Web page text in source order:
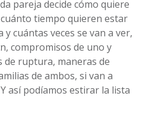
pareja decide cómo quiere
tiempo quieren estar
cuántas veces se van a ver,
compromisos de uno y
de ruptura, maneras de
de ambos, si van a
así podíamos estirar la lista